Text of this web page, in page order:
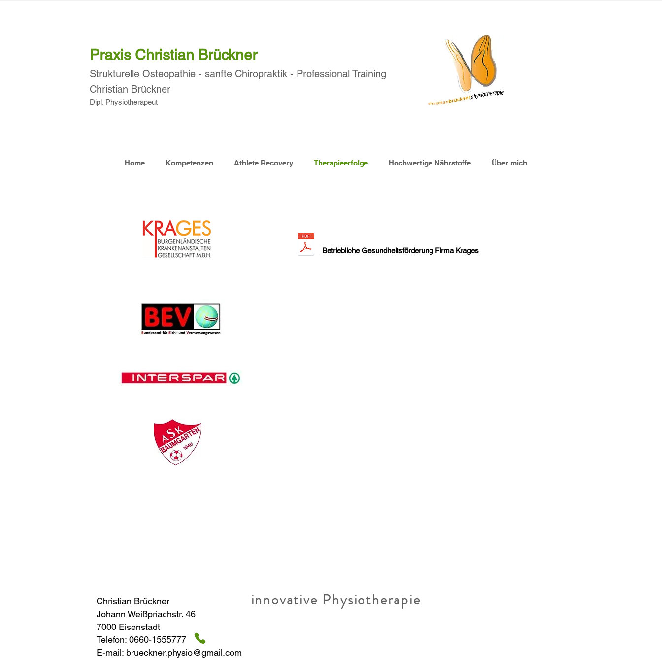
Praxis Christian Brückner
Strukturelle Osteopathie - sanfte Chiropraktik - Professional Training
Christian Brückner
Dipl. Physiotherapeut
Home Kompetenzen Athlete Recovery Therapieerfolge Hochwertige Nährstoffe Über mich
Betriebliche Gesundheitsförderung Firma Krages
innovative Physiotherapie
Christian Brückner
Johann Weißpriachstr. 46
7000 Eisenstadt
Telefon: 0660-1555777
E-mail: brueckner.physio@gmail.com